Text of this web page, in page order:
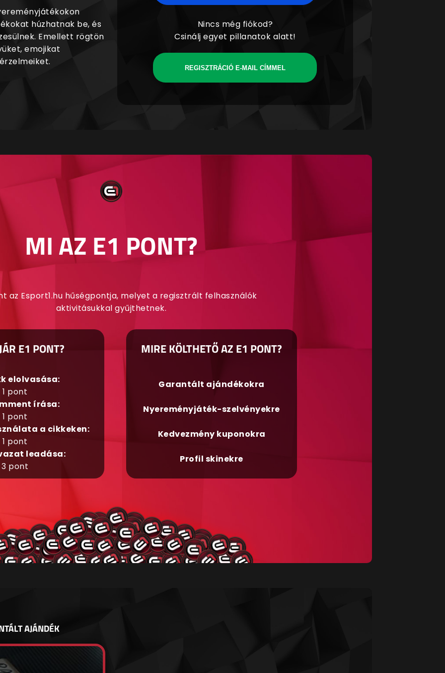
húzhatnak be, és
Emellett rögtön
emojikat
Nincs még fiókod?
Csinálj egyet pillanatok alatt!
REGISZTRÁCIÓ E-MAIL CÍMMEL
MI AZ E1 PONT?
az Esport1.hu hűségpontja, melyet a regisztrált felhasználók
aktivitásukkal gyűjthetnek.
E1 PONT?
elolvasása:
1 pont
írása:
1 pont
a cikkeken:
1 pont
leadása:
3 pont
MIRE KÖLTHETŐ AZ E1 PONT?
Garantált ajándékokra
Nyereményjáték-szelvényekre
Kedvezmény kuponokra
Profil skinekre
AJÁNDÉK